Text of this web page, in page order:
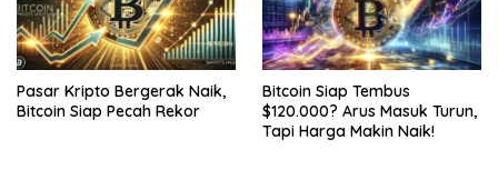
Pasar Kripto Bergerak Naik,
Bitcoin Siap Pecah Rekor
Bitcoin Siap Tembus
$120.000? Arus Masuk Turun,
Tapi Harga Makin Naik!